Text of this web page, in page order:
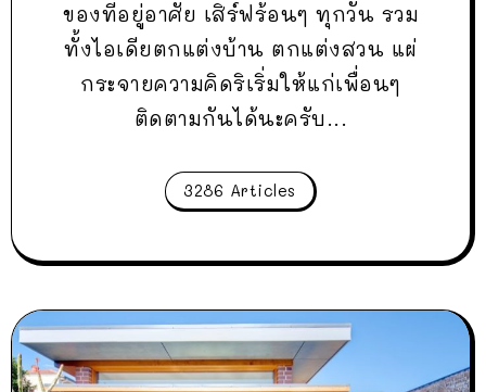
ของที่อยู่อาศัย เสิร์ฟร้อนๆ ทุกวัน รวม
ทั้งไอเดียตกแต่งบ้าน ตกแต่งสวน แผ่
กระจายความคิดริเริ่มให้แก่เพื่อนๆ
ติดตามกันได้นะครับ...
3286 Articles